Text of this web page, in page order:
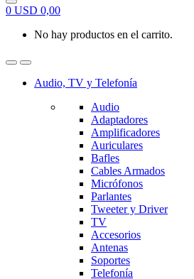
0 USD 0,00
No hay productos en el carrito.
Audio, TV y Telefonía
Audio
Adaptadores
Amplificadores
Auriculares
Bafles
Cables Armados
Micrófonos
Parlantes
Tweeter y Driver
TV
Accesorios
Antenas
Soportes
Telefonía